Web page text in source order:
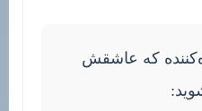
که عاشقش